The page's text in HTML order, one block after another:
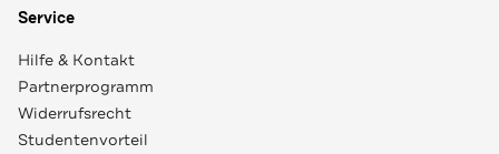
Service
Hilfe & Kontakt
Partnerprogramm
Widerrufsrecht
Studentenvorteil